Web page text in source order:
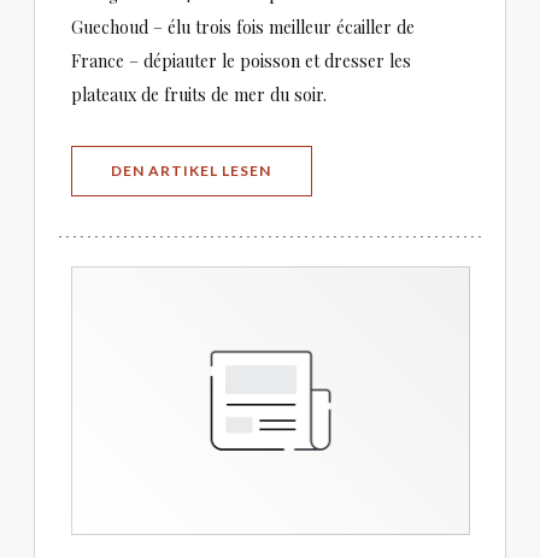
Guechoud – élu trois fois meilleur écailler de
France – dépiauter le poisson et dresser les
plateaux de fruits de mer du soir.
DEN ARTIKEL LESEN